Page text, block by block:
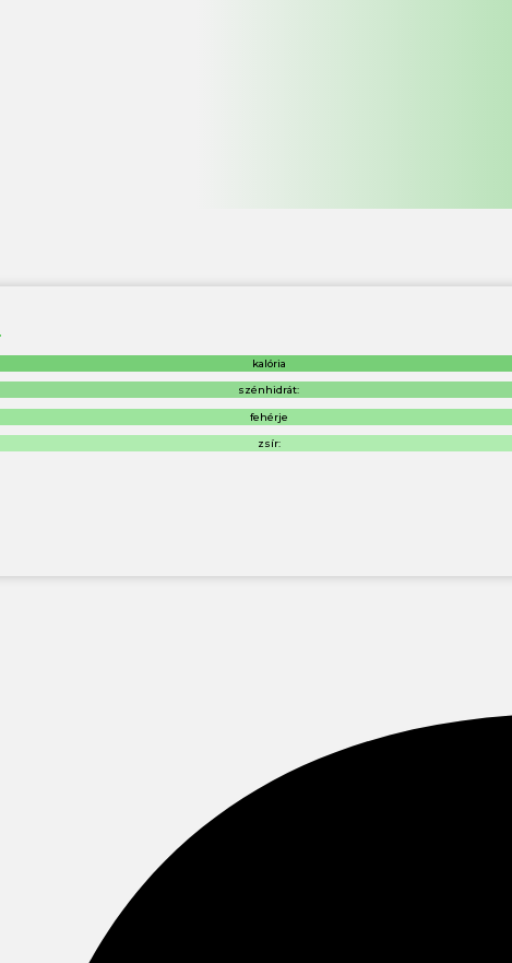
kalória
szénhidrát:
fehérje
zsír: